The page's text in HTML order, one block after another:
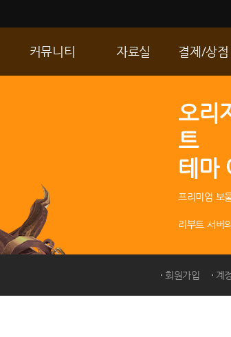
오리
트
테
프리미엄 보
리부트 서버
회원가입 계
커뮤니티
GM노트
자료실 결제/상점
마이
내 캐시